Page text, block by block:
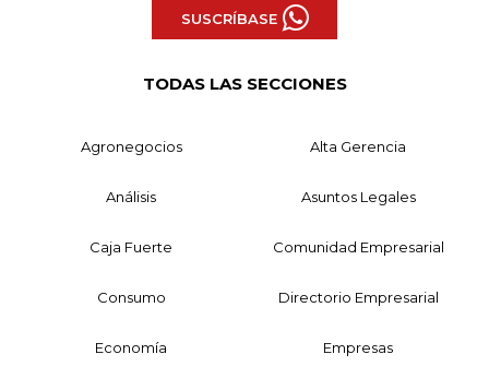
SUSCRÍBASE
TODAS LAS SECCIONES
Agronegocios Alta Gerencia
Análisis Asuntos Legales
Caja Fuerte Comunidad Empresarial
Consumo Directorio Empresarial
Economía Empresas